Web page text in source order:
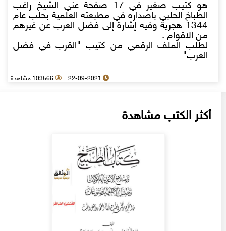
هو كتيب صغير في 17 صفحة عني الشيخ راغب
الطباخ الحلبي باصداره في مطبعته العلمية بحلب عام
1344 هجرية وفيه إشارة إلى فضل العرب عن غيرهم
من الاقوام .
لطلب الملف الرقمي من كتيب "القرب في فضل
العرب"
22-09-2021 103566 مشاهدة
أكثر الكتب مشاهدة